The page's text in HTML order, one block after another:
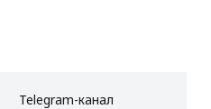
Telegram-канал